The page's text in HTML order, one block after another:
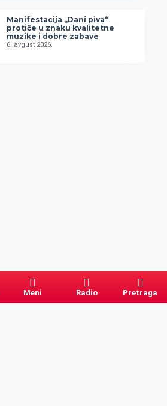
Manifestacija „Dani piva“
protiče u znaku kvalitetne
muzike i dobre zabave
6. avgust 2026.
Meni Radio Pretraga